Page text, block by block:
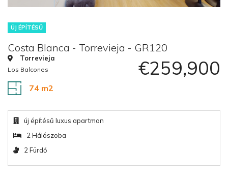
ÚJ ÉPÍTÉSŰ
Costa Blanca - Torrevieja - GR120
€259,900
Torrevieja
Los Balcones
74 m2
új építésű luxus apartman
2 Hálószoba
2 Fürdő